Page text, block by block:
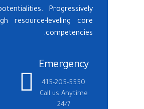
Progressively
resource-leveling core
competencies.
Emergency
415-205-5550
Call us Anytime
24/7